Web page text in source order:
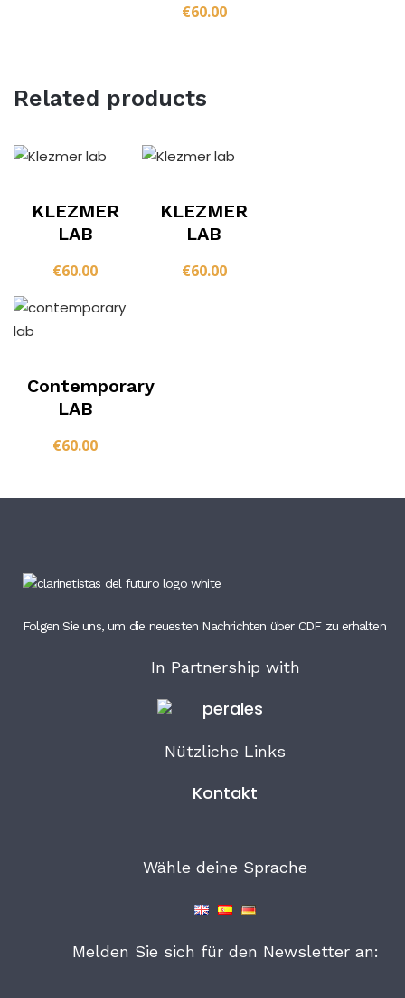
€60.00
Related products
KLEZMER
LAB
€60.00
KLEZMER
LAB
€60.00
Contemporary
LAB
€60.00
Folgen Sie uns, um die neuesten Nachrichten über CDF zu erhalten
In Partnership with
Nützliche Links
Kontakt
Wähle deine Sprache
Melden Sie sich für den Newsletter an: